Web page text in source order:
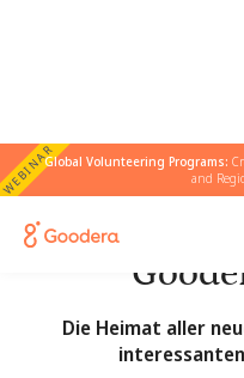
WEBINARGlobal Volunteering Programs:
and
Die Heimat aller